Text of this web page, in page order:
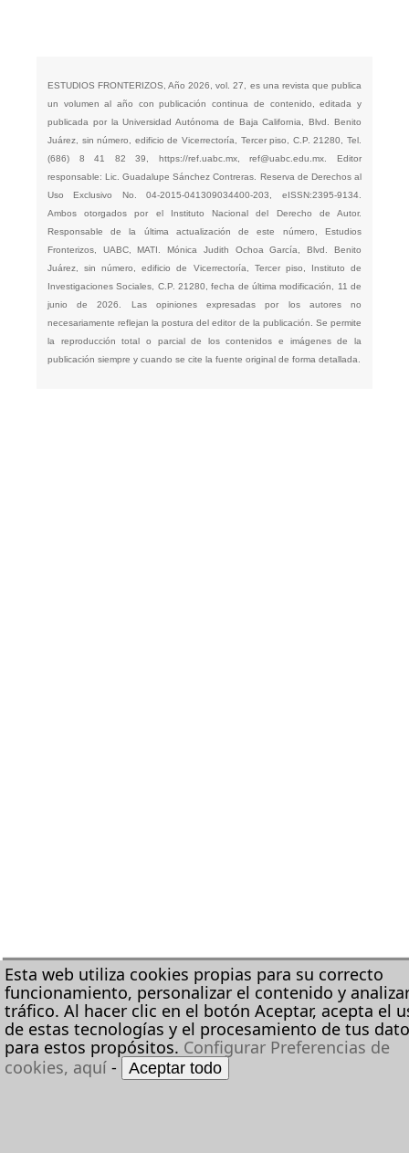
Esta web utiliza cookies propias para su correcto
funcionamiento, personalizar el contenido y
tráfico. Al hacer clic en el botón Aceptar, acepta el
de estas tecnologías y el procesamiento de tus
para estos propósitos. Configurar Preferencias de
cookies, aquí- Aceptar todo
ESTUDIOS FRONTERIZOS, Año 2026, vol. 27, es una revista que publica
un volumen al año con publicación continua de contenido, editada y
publicada por la Universidad Autónoma de Baja California, Blvd. Benito
Juárez, sin número, edificio de Vicerrectoría, Tercer piso, C.P. 21280, Tel.
(686) 8 41 82 39, https://ref.uabc.mx,ref@uabc.edu.mx. Editor
responsable: Lic. Guadalupe Sánchez Contreras. Reserva de Derechos al
Uso Exclusivo No. 04-2015-041309034400-203, eISSN:2395-9134.
Ambos otorgados por el Instituto Nacional del Derecho de Autor.
Responsable de la última actualización de este número, Estudios
Fronterizos, UABC, MATI. Mónica Judith Ochoa García, Blvd. Benito
Juárez, sin número, edificio de Vicerrectoría, Tercer piso, Instituto de
Investigaciones Sociales, C.P. 21280, fecha de última modificación, 11 de
junio de 2026. Las opiniones expresadas por los autores no
necesariamente reflejan la postura del editor de la publicación. Se permite
la reproducción total o parcial de los contenidos e imágenes de la
publicación siempre y cuando se cite la fuente original de forma detallada.